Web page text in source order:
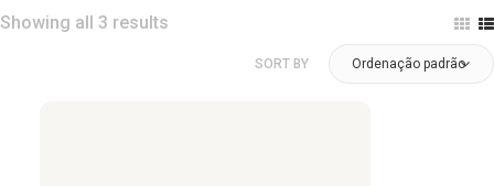
Showing all 3 results
SORT BY Ordenação padrão